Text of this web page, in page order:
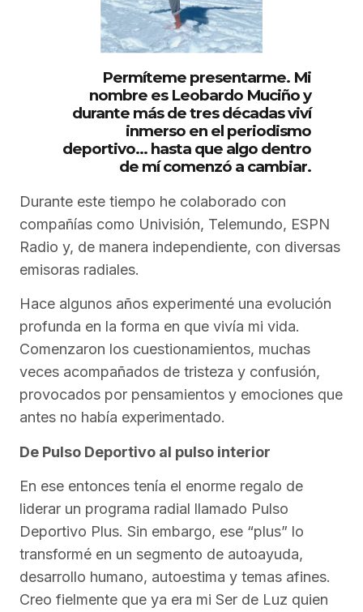
Permíteme presentarme. Mi
nombre es Leobardo Muciño y
durante más de tres décadas viví
inmerso en el periodismo
deportivo… hasta que algo dentro
de mí comenzó a cambiar.
Durante este tiempo he colaborado con
compañías como Univisión, Telemundo, ESPN
Radio y, de manera independiente, con diversas
emisoras radiales.
Hace algunos años experimenté una evolución
profunda en la forma en que vivía mi vida.
Comenzaron los cuestionamientos, muchas
veces acompañados de tristeza y confusión,
provocados por pensamientos y emociones que
antes no había experimentado.
De Pulso Deportivo al pulso interior
En ese entonces tenía el enorme regalo de
liderar un programa radial llamado Pulso
Deportivo Plus. Sin embargo, ese “plus” lo
transformé en un segmento de autoayuda,
desarrollo humano, autoestima y temas afines.
Creo fielmente que ya era mi Ser de Luz quien